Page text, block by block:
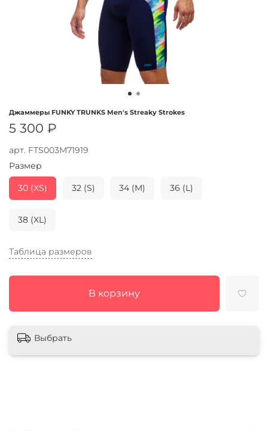
арт. FTS003M71919
Джаммеры FUNKY TRUNKS Men's Streaky Strokes
5 300 ₽
Таблица размеров
В корзину
Размер
30 (XS) 32 (S) 34 (M) 36 (L)
38 (XL)
Выбрать